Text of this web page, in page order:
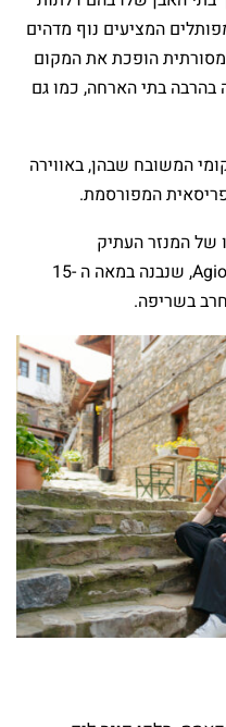
המציעים נוף מדהים
הופכת את המקום
בהרבה בתי הארחה, כמו גם
המשובח שבהן, באווירה
המפורסמת.
של המנזר העתיק
המשמעותי Agios Georgios Nikoxilitis, שנבנה במאה ה -15